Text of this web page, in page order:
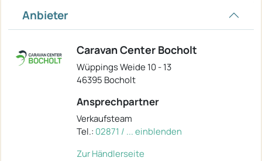
Anbieter
Caravan Center Bocholt
Wüppings Weide 10 - 13
46395 Bocholt
Ansprechpartner
Verkaufsteam
Tel.: 02871 / ... einblenden
Zur Händlerseite